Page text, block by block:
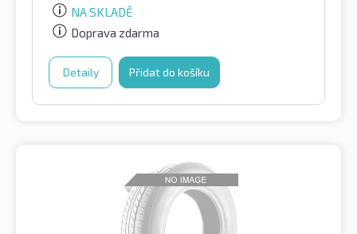
NA SKLADĚ
Doprava zdarma
Detaily Přidat do košíku